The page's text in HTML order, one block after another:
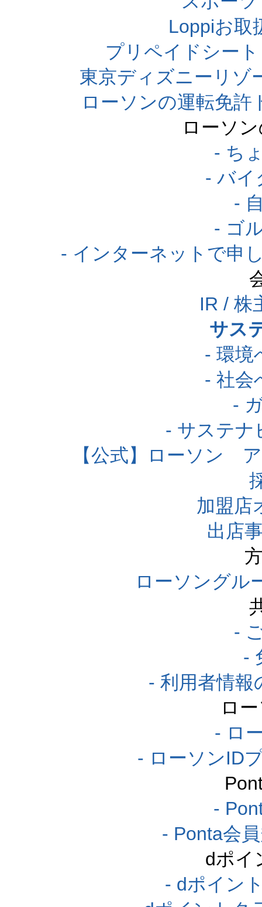
Loppiお取
プリペイドシー
東京ディズニーリゾ
ローソンの運転免
ローソ
- ち
- バイ
-
- ゴ
- インターネットで申
IR / 株
サス
- 環境
- 社会
-
- サステナ
【公式】ローソン
加盟店
出店
ローソングル
-
-
- 利用者情報
ロ
- ロ
- ローソンID
-
- Ponta会
dポイ
- dポイン